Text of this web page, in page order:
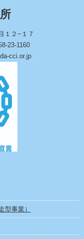
１２−１７
23-1160
cci.or.jp
型事業）